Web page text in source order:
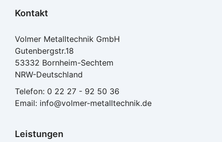
Kontakt
Volmer Metalltechnik GmbH
Gutenbergstr.18
53332 Bornheim-Sechtem
NRW-Deutschland
Telefon: 0 22 27 - 92 50 36
Email: info@volmer-metalltechnik.de
Leistungen